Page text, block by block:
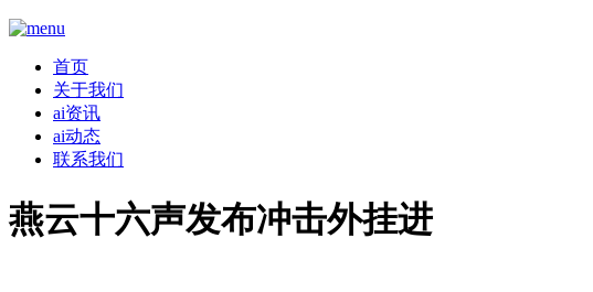
首页
关于我们
ai资讯
ai动态
联系我们
燕云十六声发布冲击外挂进